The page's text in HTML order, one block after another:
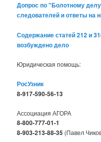
Допрос по "Болотному
следователей и ответы на
Содержание статей 212 и
возбуждено дело
Юридическая помощь:
РосУзник
8-917-590-56-13
Ассоциация АГОРА
8-800-777-01-1
8-903-213-88-35 (Павел